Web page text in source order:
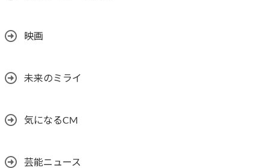
映画
未来のミライ
気になるCM
芸能ニュース